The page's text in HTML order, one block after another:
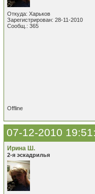
Откуда: Харьков
Зарегистрирован: 28-11-2010
Сообщ.: 365
Offline
07-12-2010
Ирина Ш.
2-я эскадрилья